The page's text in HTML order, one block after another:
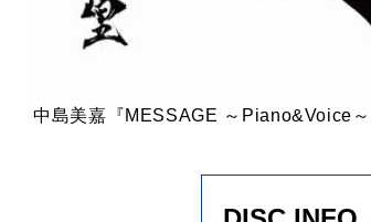
中島美嘉『MESSAGE ～Piano&Voice～